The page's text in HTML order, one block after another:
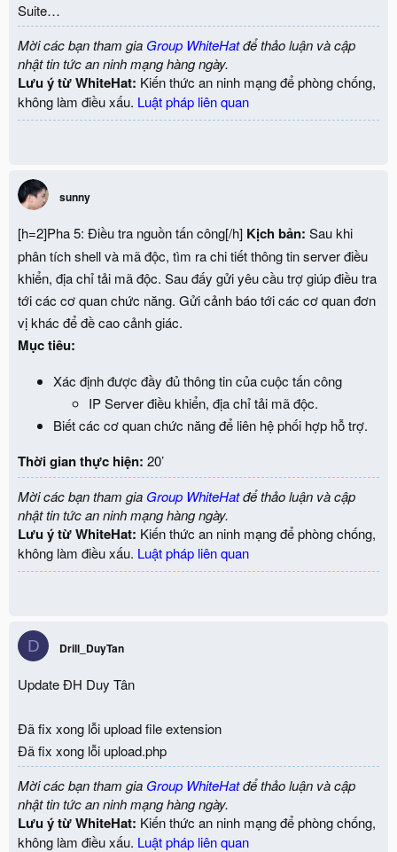
Suite…
Mời các bạn tham gia Group WhiteHatđể thảo luận và cập
nhật tin tức an ninh mạng hàng ngày.
Lưu ý từ WhiteHat: Kiến thức an ninh mạng để phòng chống,
không làm điều xấu. Luật pháp liên quan
sunny
[h=2]Pha 5: Điều tra nguồn tấn công[/h] Kịch bản: Sau khi
phân tích shell và mã độc, tìm ra chi tiết thông tin server điều
khiển, địa chỉ tải mã độc. Sau đấy gửi yêu cầu trợ giúp điều tra
tới các cơ quan chức năng. Gửi cảnh báo tới các cơ quan đơn
vị khác để đề cao cảnh giác.
Mục tiêu:
Xác định được đầy đủ thông tin của cuộc tấn công
IP Server điều khiển, địa chỉ tải mã độc.
Biết các cơ quan chức năng để liên hệ phối hợp hỗ trợ.
Thời gian thực hiện: 20’
Mời các bạn tham gia Group WhiteHatđể thảo luận và cập
nhật tin tức an ninh mạng hàng ngày.
Lưu ý từ WhiteHat: Kiến thức an ninh mạng để phòng chống,
không làm điều xấu. Luật pháp liên quan
D Drill_DuyTan
Update ĐH Duy Tân
Đã fix xong lỗi upload file extension
Đã fix xong lỗi upload.php
Mời các bạn tham gia Group WhiteHatđể thảo luận và cập
nhật tin tức an ninh mạng hàng ngày.
Lưu ý từ WhiteHat: Kiến thức an ninh mạng để phòng chống,
không làm điều xấu. Luật pháp liên quan